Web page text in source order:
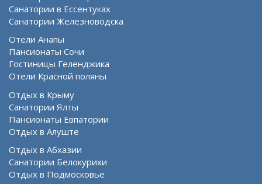
Санатории в Ессентуках
Санатории Железноводска
Отели Анапы
Пансионаты Сочи
Гостиницы Геленджика
Отели Красной поляны
Отдых в Крыму
Санатории Ялты
Пансионаты Евпатории
Отдых в Алуште
Отдых в Абхазии
Санатории Белокурихи
Отдых в Подмосковье